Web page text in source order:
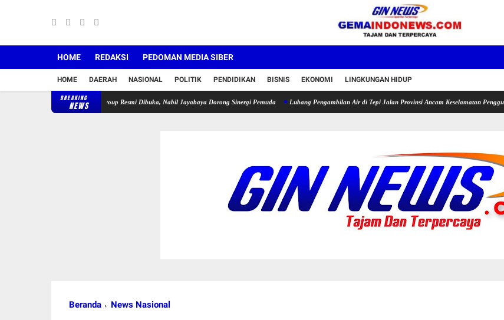
HOME REDAKSI PEDOMAN MEDIA SIBER
HOME DAERAH NASIONAL POLITIK PENDIDIKAN BISNIS EKONOMI LINGKUNGAN HIDUP
BREAKING
NEWS
APDESI Cileles–BIL Group Resmi Dibuka, Nabil Jayabaya Dorong Sinergi Pemuda Lubang Pengambilan Air di Tepi Jalan Provinsi Ancam Keselamatan Pengguna Jalan
Beranda News Nasional